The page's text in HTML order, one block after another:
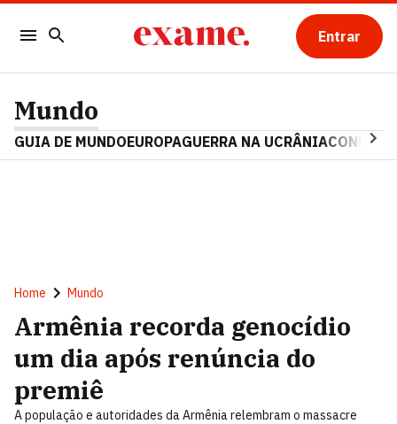
Entrar
Mundo
GUIA DE MUNDOEUROPAGUERRA NA UCRÂNIA
Home Mundo
Armênia recorda genocídio
um dia após renúncia do
premiê
A população e autoridades da Armênia relembram o massacre